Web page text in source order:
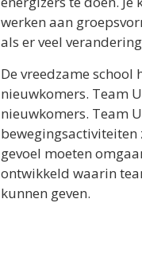
werken aan
als er veel
De vreedzame school
nieuwkomers. Team
nieuwkomers. Team
bewegingsactiviteiten
gevoel moeten
ontwikkeld waarin
kunnen geven.